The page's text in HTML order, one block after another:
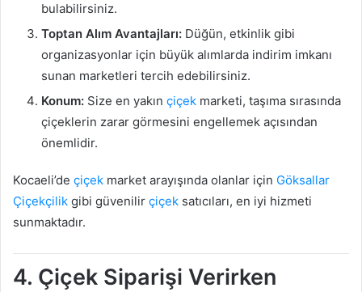
bulabilirsiniz.
Toptan Alım Avantajları: Düğün, etkinlik gibi
organizasyonlar için büyük alımlarda indirim imkanı
sunan marketleri tercih edebilirsiniz.
Konum: Size en yakın çiçek marketi, taşıma sırasında
çiçeklerin zarar görmesini engellemek açısından
önemlidir.
Kocaeli’de çiçek market arayışında olanlar için Göksallar
Çiçekçilik gibi güvenilir çiçek satıcıları, en iyi hizmeti
sunmaktadır.
4. Çiçek Siparişi Verirken